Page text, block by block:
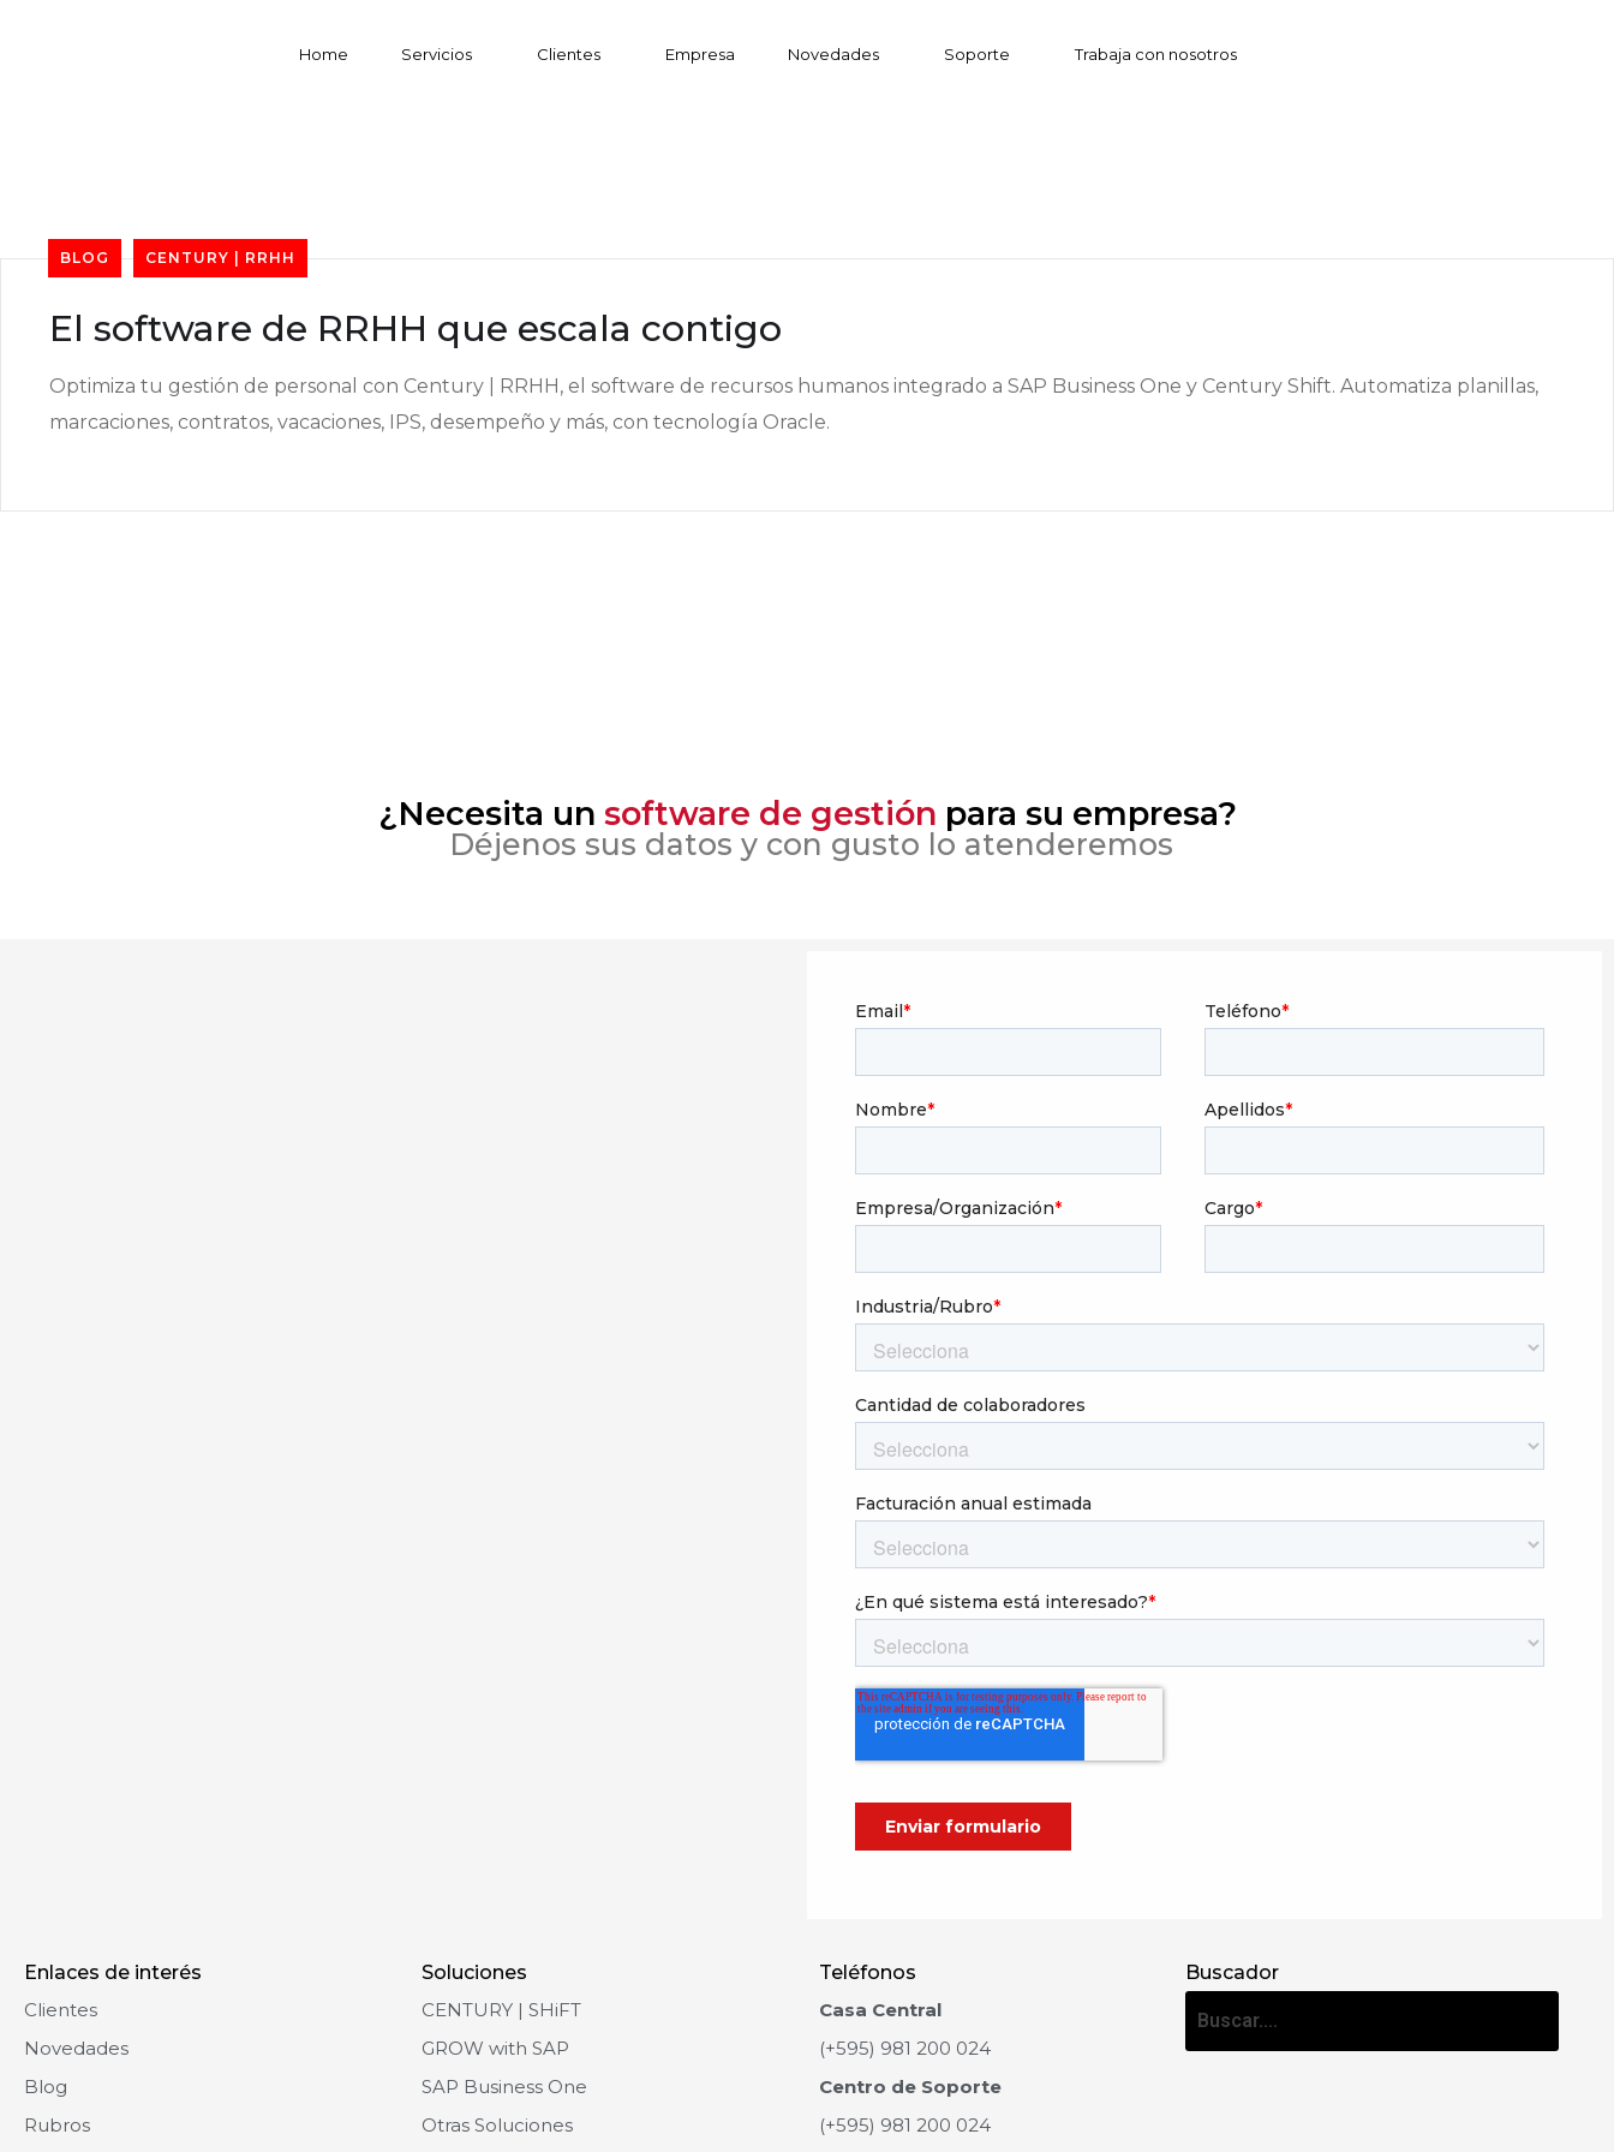
Home Servicios Clientes Empresa Novedades Soporte Trabaja con nosotros
BLOG CENTURY | RRHH
El software de RRHH que escala contigo
Optimiza tu gestión de personal con Century | RRHH, el software de recursos humanos integrado a SAP Business One y Century Shift. Automatiza planillas,
marcaciones, contratos, vacaciones, IPS, desempeño y más, con tecnología Oracle.
¿Necesita un software de gestión para su empresa?
Déjenos sus datos y con gusto lo atenderemos
Enlaces de interés
Clientes
Novedades
Blog
Rubros
Soluciones
CENTURY | SHiFT
GROW with SAP
SAP Business One
Otras Soluciones
Teléfonos
Casa Central
(+595) 981 200 024
Centro de Soporte
(+595) 981 200 024
Buscador